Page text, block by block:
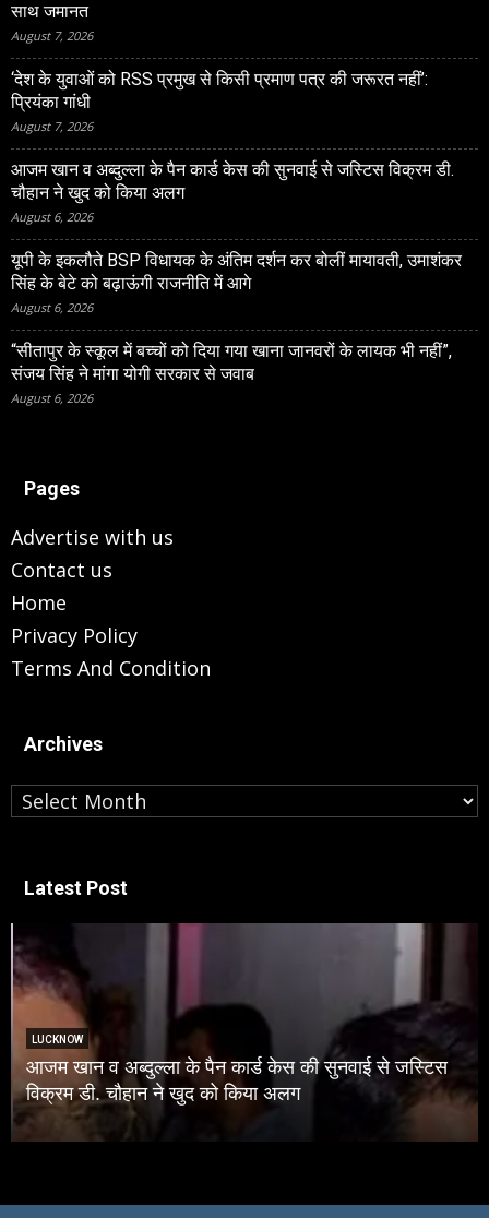
साथ जमानत
August 7, 2026
‘देश के युवाओं को RSS प्रमुख से किसी प्रमाण पत्र की जरूरत नहीं’:
प्रियंका गांधी
August 7, 2026
आजम खान व अब्दुल्ला के पैन कार्ड केस की सुनवाई से जस्टिस विक्रम डी.
चौहान ने खुद को किया अलग
August 6, 2026
यूपी के इकलौते BSP विधायक के अंतिम दर्शन कर बोलीं मायावती, उमाशंकर
सिंह के बेटे को बढ़ाऊंगी राजनीति में आगे
August 6, 2026
“सीतापुर के स्‍कूल में बच्‍चों को दिया गया खाना जानवरों के लायक भी नहीं”,
संजय सिंह ने मांगा योगी सरकार से जवाब
August 6, 2026
Pages
Advertise with us
Contact us
Home
Privacy Policy
Terms And Condition
Archives
Archives
Latest Post
LUCKNOW
आजम खान व अब्दुल्ला के पैन कार्ड केस की सुनवाई से जस्टिस
विक्रम डी. चौहान ने खुद को किया अलग